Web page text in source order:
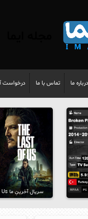
درباره ما تماس با ما درخواست
سریال آخرینِ ما The Last of Us